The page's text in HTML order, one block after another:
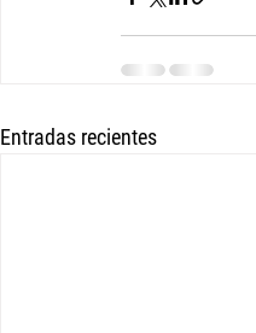
Entradas recientes